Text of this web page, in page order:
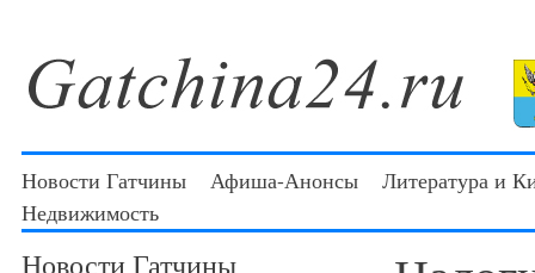
Новости Гатчины Афиша-Анонсы
Литература и
Недвижимость
Новости Гатчины